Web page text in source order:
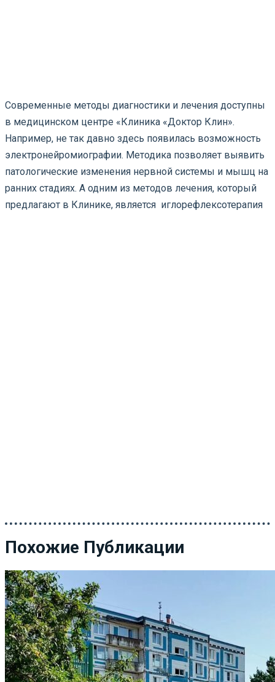
Современные методы диагностики и лечения доступны
в медицинском центре «Клиника «Доктор Клин».
Например, не так давно здесь появилась возможность
электронейромиографии. Методика позволяет выявить
патологические изменения нервной системы и мышц на
ранних стадиях. А одним из методов лечения, который
предлагают в Клинике, является иглорефлексотерапия
Похожие Публикации